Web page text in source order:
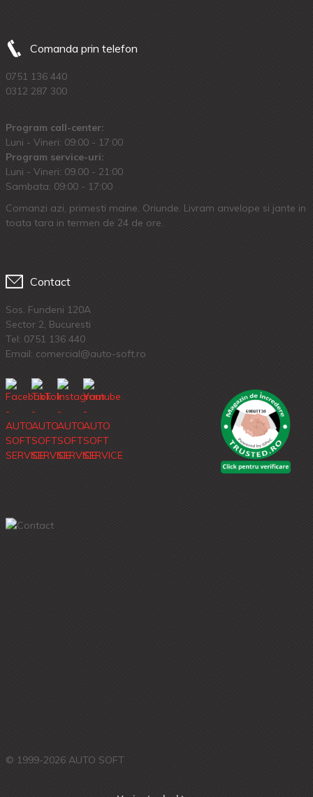
Comanda prin telefon
0751 136 440
0312 287 300
Program call-center:
Luni - Vineri: 09:00 - 17:00
Program service-uri:
Luni - Vineri: 09.00 - 21:00
Sambata: 09:00 - 17:00
Comanzi azi, primesti maine. Oriunde. Livram anvelope si jante in
toata tara in termen de 24 de ore.
Contact
Sos. Fundeni 120A
Sector 2, Bucuresti
Tel: 0751 136 440
Email: comercial@auto-soft.ro
© 1999-2026 AUTO SOFT